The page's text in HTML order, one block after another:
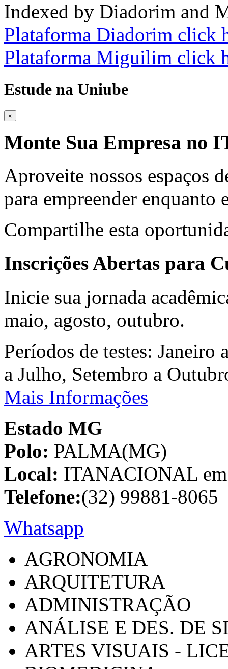
Indexed by Diadorim and
Plataforma Diadorim click
Plataforma Miguilim click
Estude na Uniube
×
Monte Sua Empresa no
Aproveite nossos espaços
para empreender enquanto
Compartilhe esta
Inscrições Abertas para
Inicie sua jornada
maio, agosto, outubro.
Períodos de testes:
a Julho, Setembro a
Mais Informações
Estado MG
Polo: PALMA(MG)
Local: ITANACIONAL
Telefone:(32) 99881-8065
Whatsapp
AGRONOMIA
ARQUITETURA
ADMINISTRAÇÃO
ANÁLISE E DES. DE
ARTES VISUAIS -